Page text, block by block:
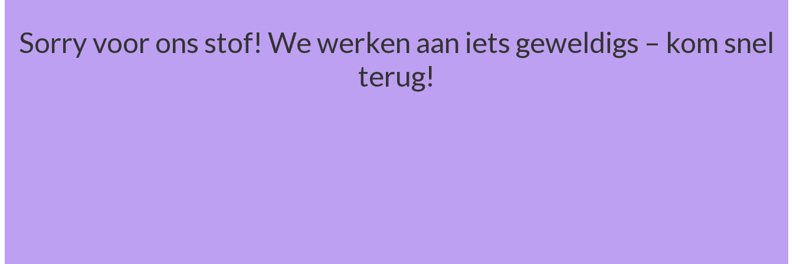
Sorry voor ons stof! We werken aan iets geweldigs – kom snel
terug!